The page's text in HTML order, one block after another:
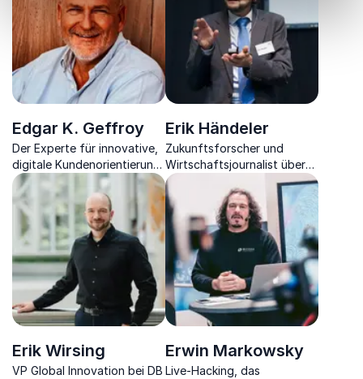
Performance-Leadership
Edgar K. Geffroy
Der Experte für innovative,
digitale Kundenorientierung
brennt für die Möglichkeiten
der Digitalisierung für
Unternehmen.
Erik Händeler
Zukunftsforscher und
Wirtschaftsjournalist über
die Zukunft der Wirtschaft.
Erik Wirsing
VP Global Innovation bei DB
Erwin Markowsky
Live-Hacking, das